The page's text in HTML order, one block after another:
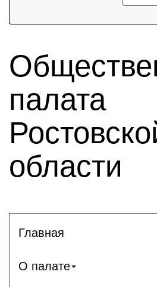
палата
области
Главная
О палате